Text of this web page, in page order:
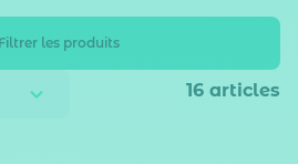
Filtrer les produits
16 articles